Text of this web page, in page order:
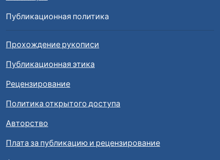
Публикационная политика
Прохождение рукописи
Публикационная этика
Рецензирование
Политика открытого доступа
Авторство
Плата за публикацию и рецензирование